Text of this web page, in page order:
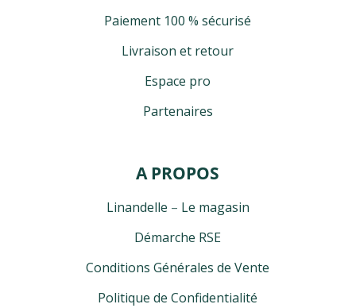
Paiement 100 % sécurisé
Livraison et retour
Espace pro
Partenaires
A PROPOS
Linandelle – Le magasin
Démarche RSE
Conditions Générales de Vente
Politique de Confidentialité